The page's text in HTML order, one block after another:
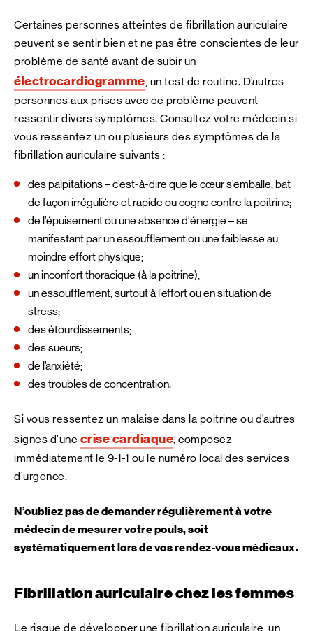
Certaines personnes atteintes de fibrillation auriculaire
peuvent se sentir bien et ne pas être conscientes de leur
problème de santé avant de subir un
électrocardiogramme, un test de routine. D’autres
personnes aux prises avec ce problème peuvent
ressentir divers symptômes. Consultez votre médecin si
vous ressentez un ou plusieurs des symptômes de la
fibrillation auriculaire suivants :
des palpitations – c’est-à-dire que le cœur s’emballe, bat
de façon irrégulière et rapide ou cogne contre la poitrine;
de l’épuisement ou une absence d’énergie – se
manifestant par un essoufflement ou une faiblesse au
moindre effort physique;
un inconfort thoracique (à la poitrine);
un essoufflement, surtout à l’effort ou en situation de
stress;
des étourdissements;
des sueurs;
de l’anxiété;
des troubles de concentration.
Si vous ressentez un malaise dans la poitrine ou d’autres
signes d’une crise cardiaque, composez
immédiatement le 9-1-1 ou le numéro local des services
d’urgence.
N’oubliez pas de demander régulièrement à votre
médecin de mesurer votre pouls, soit
systématiquement lors de vos rendez-vous médicaux.
Fibrillation auriculaire chez les femmes
Le risque de développer une fibrillation auriculaire, un